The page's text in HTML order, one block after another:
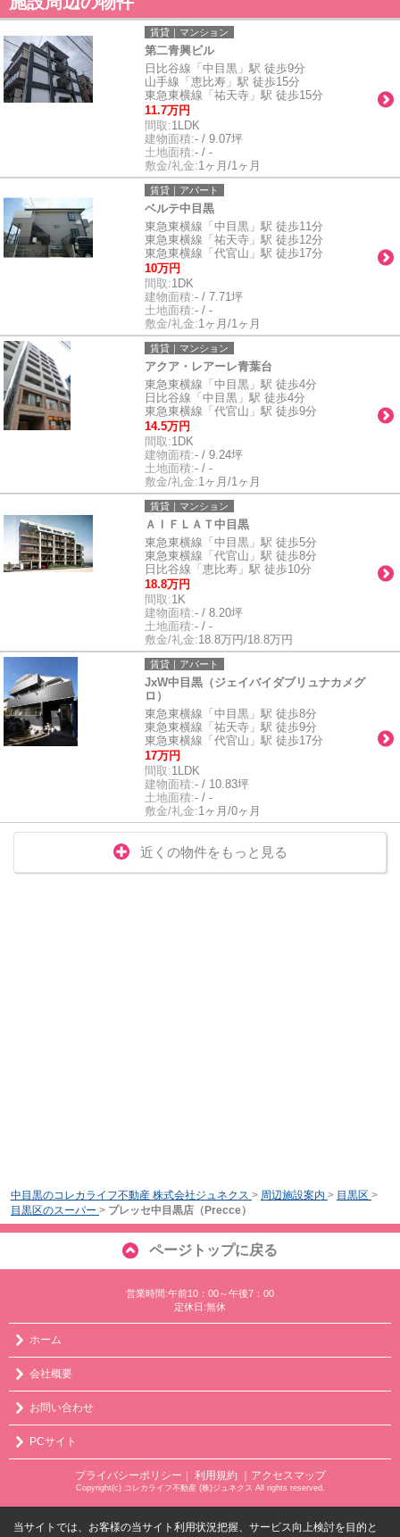
賃貸｜マンション
第二青興ビル
日比谷線「中目黒」駅 徒歩9分
山手線「恵比寿」駅 徒歩15分
東急東横線「祐天寺」駅 徒歩15分
11.7万円
間取:1LDK
建物面積:- / 9.07坪
土地面積:- / -
敷金/礼金:1ヶ月/1ヶ月
賃貸｜アパート
ベルテ中目黒
東急東横線「中目黒」駅 徒歩11分
東急東横線「祐天寺」駅 徒歩12分
東急東横線「代官山」駅 徒歩17分
10万円
間取:1DK
建物面積:- / 7.71坪
土地面積:- / -
敷金/礼金:1ヶ月/1ヶ月
賃貸｜マンション
アクア・レアーレ青葉台
東急東横線「中目黒」駅 徒歩4分
日比谷線「中目黒」駅 徒歩4分
東急東横線「代官山」駅 徒歩9分
14.5万円
間取:1DK
建物面積:- / 9.24坪
土地面積:- / -
敷金/礼金:1ヶ月/1ヶ月
賃貸｜マンション
ＡＩＦＬＡＴ中目黒
東急東横線「中目黒」駅 徒歩5分
東急東横線「代官山」駅 徒歩8分
日比谷線「恵比寿」駅 徒歩10分
18.8万円
間取:1K
建物面積:- / 8.20坪
土地面積:- / -
敷金/礼金:18.8万円/18.8万円
賃貸｜アパート
JxW中目黒（ジェイバイダブリュナカメグ
ロ）
東急東横線「中目黒」駅 徒歩8分
東急東横線「祐天寺」駅 徒歩9分
東急東横線「代官山」駅 徒歩17分
17万円
間取:1LDK
建物面積:- / 10.83坪
土地面積:- / -
敷金/礼金:1ヶ月/0ヶ月
近くの物件をもっと見る
中目黒のコレカライフ不動産 株式会社ジュネクス > 周辺施設案内 > 目黒区 >
目黒区のスーパー > プレッセ中目黒店（Precce）
ページトップに戻る
営業時間:午前10：00～午後7：00
定休日:無休
ホーム
会社概要
お問い合わせ
PCサイト
プライバシーポリシー ｜ 利用規約 ｜アクセスマップ
Copyright(c) コレカライフ不動産 (株)ジュネクス All rights reserved.
当サイトでは、お客様の当サイト利用状況把握、サービス向上検討を目的と